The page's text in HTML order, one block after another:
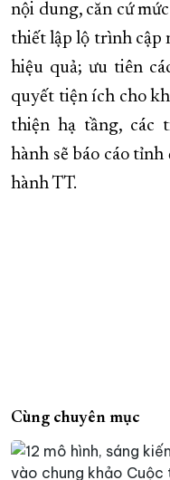
nội dung, căn cứ
thiết lập lộ trình cập
hiệu quả; ưu tiên
quyết tiện ích cho
thiện hạ tầng, các
hành sẽ báo cáo
hành TT.
Cùng chuyên mục